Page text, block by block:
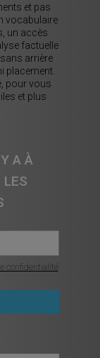
et pas
vocabulaire
un accès
factuelle
arrière
placement.
pour vous
et plus
A À
LES
confidentialité